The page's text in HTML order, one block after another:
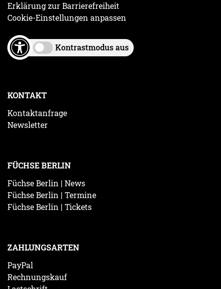
Erklärung zur Barrierefreiheit
Cookie-Einstellungen anpassen
Kontrastmodus aus
KONTAKT
Kontaktanfrage
Newsletter
FÜCHSE BERLIN
Füchse Berlin | News
Füchse Berlin | Termine
Füchse Berlin | Tickets
ZAHLUNGSARTEN
PayPal
Rechnungskauf